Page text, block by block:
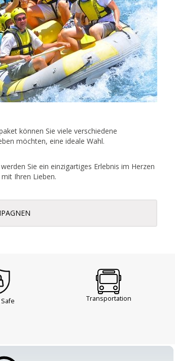
können Sie viele verschiedene
möchten, eine ideale Wahl.
werden Sie ein einzigartiges Erlebnis im Herzen
Ihren Lieben.
Transportation